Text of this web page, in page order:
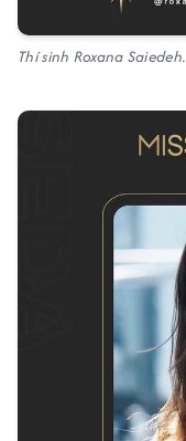
Thí sinh Roxana Saiedeh.